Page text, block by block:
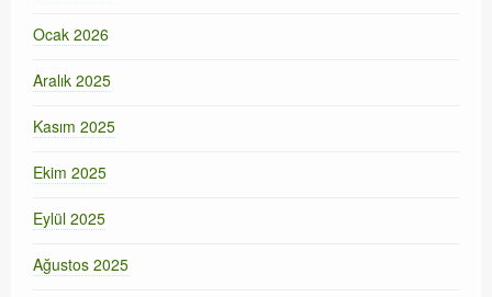
Ocak 2026
Aralık 2025
Kasım 2025
Ekim 2025
Eylül 2025
Ağustos 2025